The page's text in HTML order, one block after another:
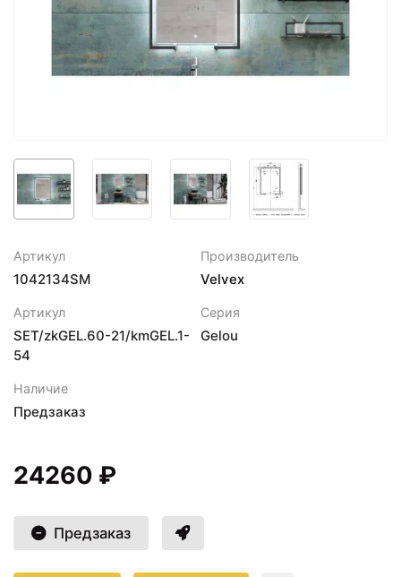
Артикул
1042134SM
Производитель
Velvex
Артикул
SET/zkGEL.60-21/kmGEL.1-
54
Серия
Gelou
Наличие
Предзаказ
24260 ₽
Предзаказ